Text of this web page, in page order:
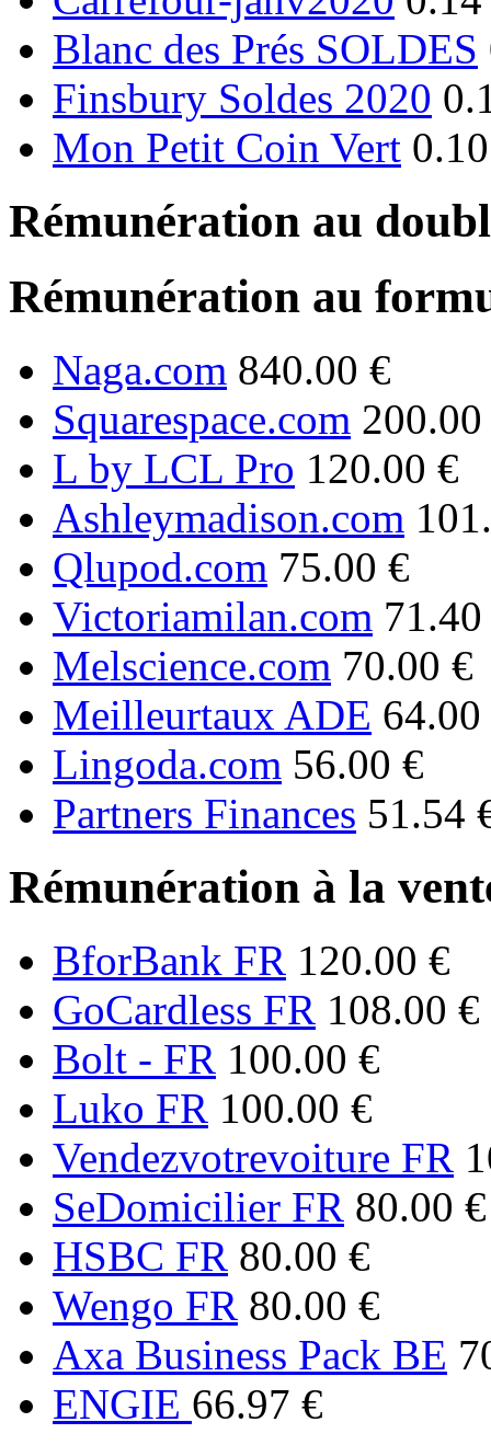
Blanc des Prés SOLDES
Finsbury Soldes 2020
Mon Petit Coin Vert
Rémunération au
Rémunération au
Naga.com 840.00 €
Squarespace.com
L by LCL Pro 120.00 €
Ashleymadison.com
Qlupod.com 75.00 €
Victoriamilan.com
Melscience.com 70.00 €
Meilleurtaux ADE 64.00
Lingoda.com 56.00 €
Partners Finances 51.54
Rémunération à la
BforBank FR 120.00 €
GoCardless FR 108.00 €
Bolt - FR 100.00 €
Luko FR 100.00 €
Vendezvotrevoiture FR
SeDomicilier FR 80.00 €
HSBC FR 80.00 €
Wengo FR 80.00 €
Axa Business Pack BE
ENGIE 66.97 €